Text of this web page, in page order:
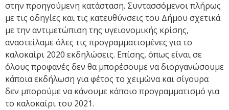
στην προηγούμενη κατάσταση. Συντασσόμενοι πλήρως
με τις οδηγίες και τις κατευθύνσεις του Δήμου σχετικά
με την αντιμετώπιση της υγειονομικής κρίσης,
αναστείλαμε όλες τις προγραμματισμένες για το
καλοκαίρι 2020 εκδηλώσεις. Επίσης, όπως είναι σε
όλους προφανές δεν θα μπορέσουμε να διοργανώσουμε
κάποια εκδήλωση για φέτος το χειμώνα και σίγουρα
δεν μπορούμε να κάνουμε κάποιο προγραμματισμό για
το καλοκαίρι του 2021.